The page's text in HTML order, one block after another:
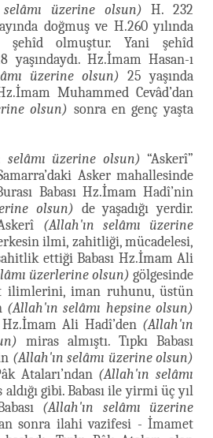
üzerine olsun) H. 232
doğmuş ve H.260 yılında
şehîd olmuştur. Yani şehîd
yaşındaydı. Hz.İmam Hasan-ı
üzerine olsun) 25 yaşında
Muhammed Cevâd’dan
olsun) sonra en genç yaşta
selâmı üzerine olsun) “Askerî”
Asker mahallesinde
Babası Hz.İmam Hadî’nin
olsun) de yaşadığı yerdir.
(Allah'ın selâmı üzerine
ilmi, zahitliği, mücadelesi,
ettiği Babası Hz.İmam Ali
üzerlerine olsun) gölgesinde
ilimlerini, iman ruhunu, üstün
(Allah'ın selâmı hepsine olsun)
Ali Hadî’den (Allah'ın
miras almıştı. Tıpkı Babası
(Allah'ın selâmı üzerine olsun)
Ataları’ndan (Allah'ın selâmı
gibi. Babası ile yirmi üç yıl
(Allah'ın selâmı üzerine
sonra ilahi vazifesi - İmamet